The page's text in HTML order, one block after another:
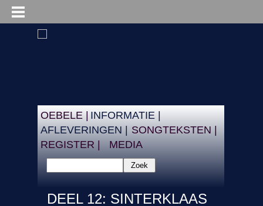
DEEL 12: SINTERKLAAS
Zoek
REGISTER |
SONGTEKSTEN |
MEDIA
INFORMATIE |
AFLEVERINGEN |
OEBELE |